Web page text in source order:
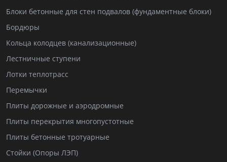
Блоки бетонные для стен подвалов (фундаментные блоки)
Бордюры
Кольца колодцев (канализационные)
Лестничные ступени
Лотки теплотрасс
Перемычки
Плиты дорожные и аэродромные
Плиты перекрытия многопустотные
Плиты бетонные тротуарные
Стойки (Опоры ЛЭП)